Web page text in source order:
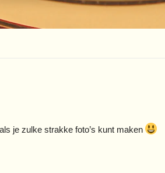
je zulke strakke foto’s kunt maken